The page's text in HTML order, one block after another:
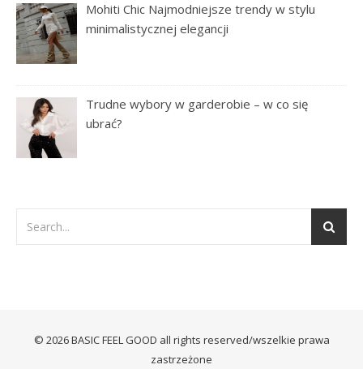
Mohiti Chic Najmodniejsze trendy w stylu
minimalistycznej elegancji
Trudne wybory w garderobie – w co się
ubrać?
© 2026 BASIC FEEL GOOD all rights reserved/wszelkie prawa
zastrzeżone